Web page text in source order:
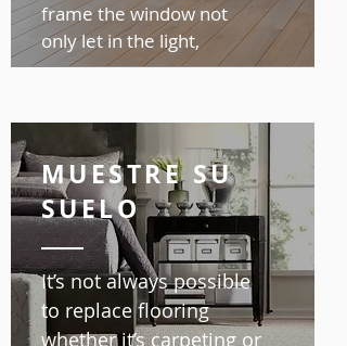
frame the window not
only let in the light,
MUESTRE SU
SUELO
It’s not always possible
to replace flooring
whether it’s carpeting or